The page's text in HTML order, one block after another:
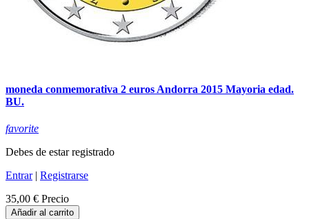
moneda conmemorativa 2 euros Andorra 2015 Mayoria edad.
BU.
favorite
Debes de estar registrado
Entrar| Registrarse
35,00 € Precio
Añadir al carrito